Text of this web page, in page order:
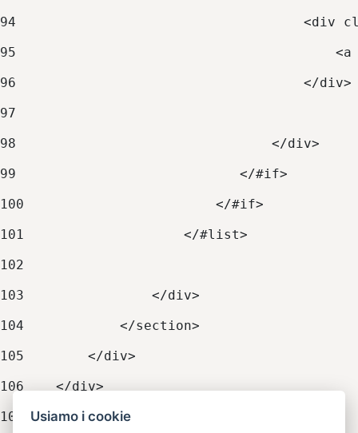
94
<div
95
96
</
97
98
                                </div>
99
                            </#if>
100
                        </#if>
101
                    </#list>
102
103
                </div>
104
            </section>
105
        </div>
106
    </div>
107
</#if>
Usiamo i cookie